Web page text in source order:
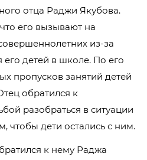
отца Раджи Якубова.
его вызывают на
из-за
его детей в школе. По его
пропусков занятий детей
обратился к
разобраться в ситуации
чтобы дети остались с ним.
к нему Раджа